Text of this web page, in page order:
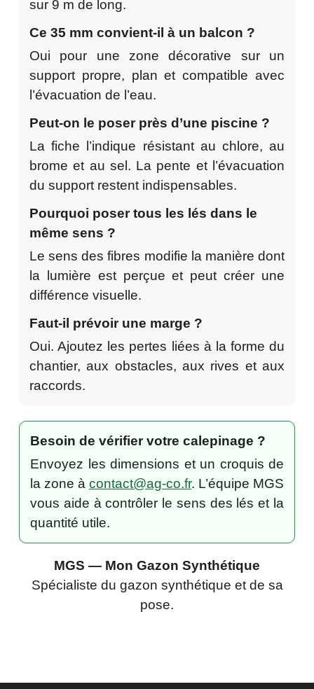
sur 9 m de long.
Ce 35 mm convient-il à un balcon ?
Oui pour une zone décorative sur un
support propre, plan et compatible avec
l’évacuation de l’eau.
Peut-on le poser près d’une piscine ?
La fiche l’indique résistant au chlore, au
brome et au sel. La pente et l’évacuation
du support restent indispensables.
Pourquoi poser tous les lés dans le
même sens ?
Le sens des fibres modifie la manière dont
la lumière est perçue et peut créer une
différence visuelle.
Faut-il prévoir une marge ?
Oui. Ajoutez les pertes liées à la forme du
chantier, aux obstacles, aux rives et aux
raccords.
Besoin de vérifier votre calepinage ?
Envoyez les dimensions et un croquis de
la zone à contact@ag-co.fr. L’équipe MGS
vous aide à contrôler le sens des lés et la
quantité utile.
MGS — Mon Gazon Synthétique
Spécialiste du gazon synthétique et de sa
pose.